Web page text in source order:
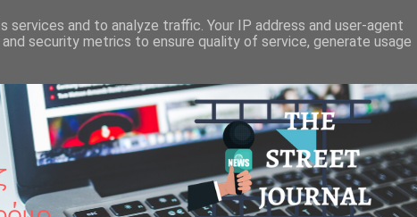
and to analyze traffic. Your IP address and user-agent
security metrics to ensure quality of service, generate usage